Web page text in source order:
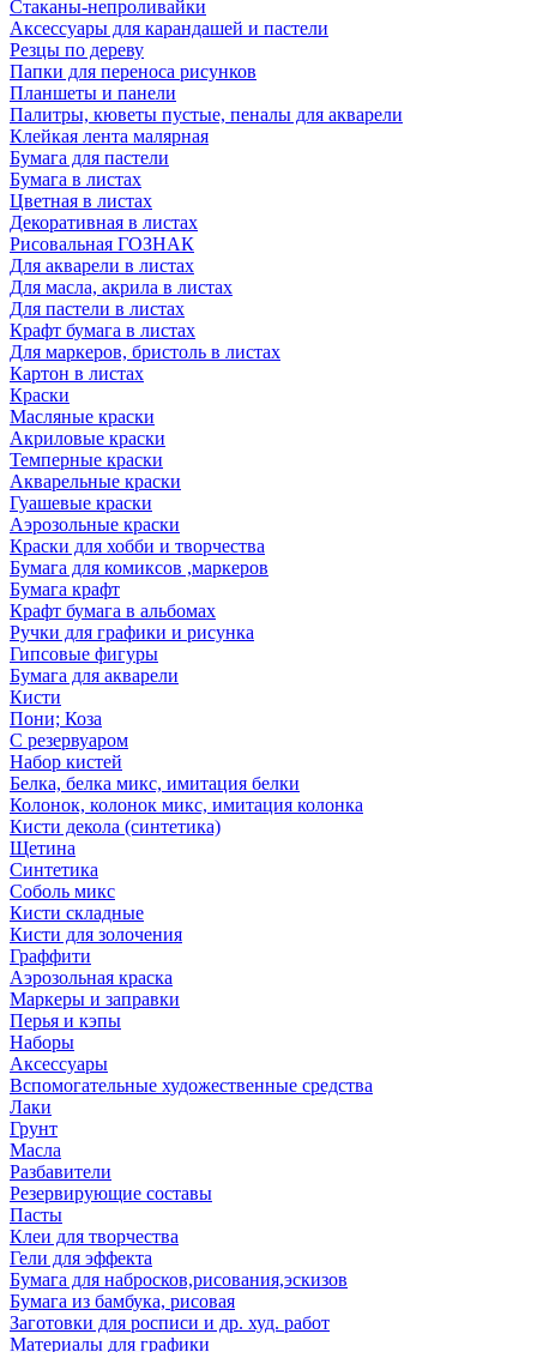
Стаканы-непроливайки
Аксессуары для карандашей и пастели
Резцы по дереву
Папки для переноса рисунков
Планшеты и панели
Палитры, кюветы пустые, пеналы для акварели
Клейкая лента малярная
Бумага для пастели
Бумага в листах
Цветная в листах
Декоративная в листах
Рисовальная ГОЗНАК
Для акварели в листах
Для масла, акрила в листах
Для пастели в листах
Крафт бумага в листах
Для маркеров, бристоль в листах
Картон в листах
Краски
Масляные краски
Акриловые краски
Темперные краски
Акварельные краски
Гуашевые краски
Аэрозольные краски
Краски для хобби и творчества
Бумага для комиксов ,маркеров
Бумага крафт
Крафт бумага в альбомах
Ручки для графики и рисунка
Гипсовые фигуры
Бумага для акварели
Кисти
Пони; Коза
С резервуаром
Набор кистей
Белка, белка микс, имитация белки
Колонок, колонок микс, имитация колонка
Кисти декола (синтетика)
Щетина
Синтетика
Соболь микс
Кисти складные
Кисти для золочения
Граффити
Аэрозольная краска
Маркеры и заправки
Перья и кэпы
Наборы
Аксессуары
Вспомогательные художественные средства
Лаки
Грунт
Масла
Разбавители
Резервирующие составы
Пасты
Клеи для творчества
Гели для эффекта
Бумага для набросков,рисования,эскизов
Бумага из бамбука, рисовая
Заготовки для росписи и др. худ. работ
Материалы для графики